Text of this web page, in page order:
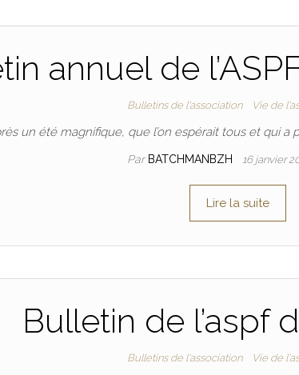
annuel de
Bulletins de l'association Vie de
un été magnifique, que l’on espérait tous et qui
Par BATCHMANBZH 16 janvier
Lire la suite
Bulletin de l’aspf
Bulletins de l'association Vie de